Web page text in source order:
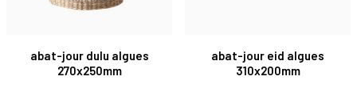
abat-jour dulu algues
270x250mm
abat-jour eid algues
310x200mm